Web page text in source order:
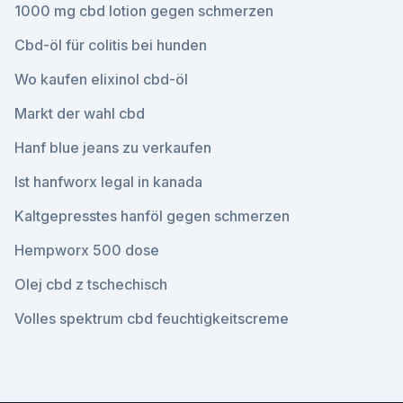
1000 mg cbd lotion gegen schmerzen
Cbd-öl für colitis bei hunden
Wo kaufen elixinol cbd-öl
Markt der wahl cbd
Hanf blue jeans zu verkaufen
Ist hanfworx legal in kanada
Kaltgepresstes hanföl gegen schmerzen
Hempworx 500 dose
Olej cbd z tschechisch
Volles spektrum cbd feuchtigkeitscreme